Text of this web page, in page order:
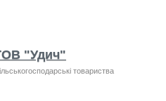
"Удич"
товариства